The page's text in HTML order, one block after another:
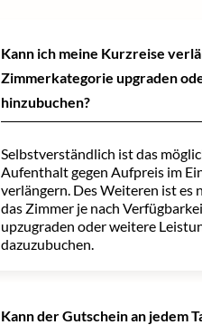
Kann ich meine Kurzreise
Zimmerkategorie upgraden
hinzubuchen?
Selbstverständlich ist das
Aufenthalt gegen Aufpreis im
verlängern. Des Weiteren ist es
das Zimmer je nach
upzugraden oder weitere
dazuzubuchen.
Kann der Gutschein an jedem